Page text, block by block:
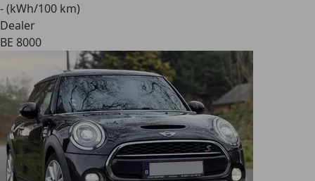
- (kWh/100 km)
Dealer
BE 8000